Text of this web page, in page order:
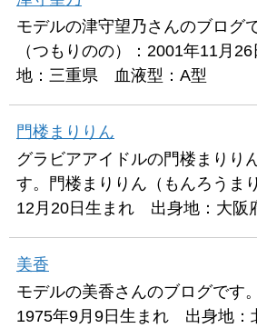
モデルの津守望乃さんのブログ
（つもりのの）：2001年11月
地：三重県 血液型：A型
門楼まりりん
グラビアアイドルの門楼まりり
す。門楼まりりん（もんろうま
12月20日生まれ 出身地：大
美香
モデルの美香さんのブログです
1975年9月9日生まれ 出身地：